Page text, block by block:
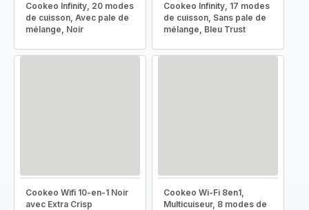
Cookeo Infinity, 20 modes
de cuisson, Avec pale de
mélange, Noir
Cookeo Infinity, 17 modes
de cuisson, Sans pale de
mélange, Bleu Trust
Cookeo Wifi 10-en-1 Noir
avec Extra Crisp
Cookeo Wi-Fi 8en1,
Multicuiseur, 8 modes de